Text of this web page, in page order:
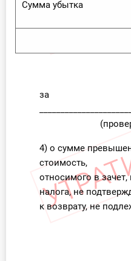
Сумма убытка
за
4) о сумме
стоимость,
относимого в
налога, не
к возврату, не